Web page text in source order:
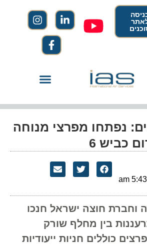
נפתחו מפרצי מנוחה
כביש 6
5:43 am
וחברת חוצה ישראל חנכו
בין מחלף שורק
כוללים חניות ייעודיות